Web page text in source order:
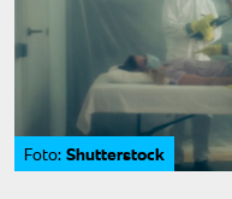
Foto: Shutterstock